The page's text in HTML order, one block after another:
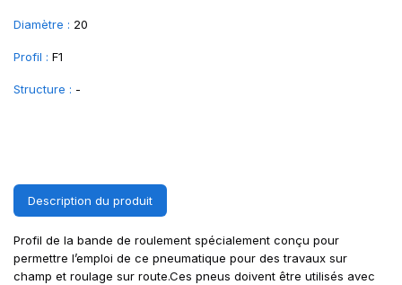
Diamètre : 20
Profil : F1
Structure : -
Description du produit
Profil de la bande de roulement spécialement conçu pour
permettre l’emploi de ce pneumatique pour des travaux sur
champ et roulage sur route.Ces pneus doivent être utilisés avec